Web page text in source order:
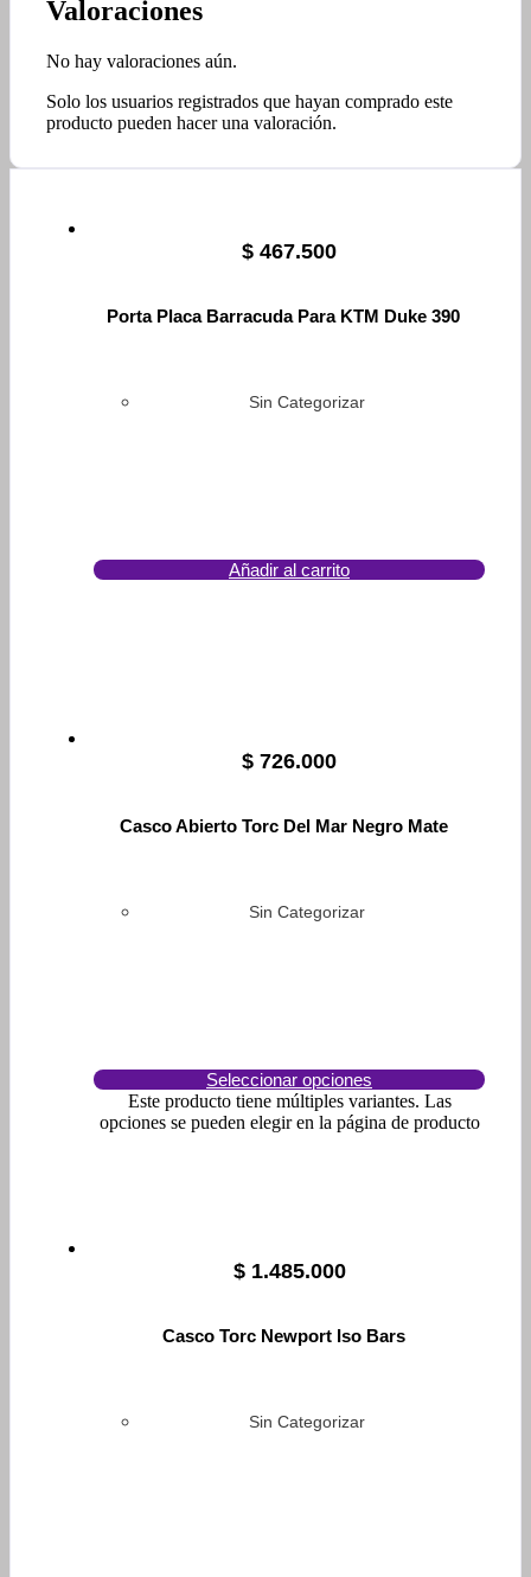
Valoraciones
No hay valoraciones aún.
Solo los usuarios registrados que hayan comprado este
producto pueden hacer una valoración.
$ 467.500
Porta Placa Barracuda Para KTM Duke 390
Sin Categorizar
Añadir al carrito
$ 726.000
Casco Abierto Torc Del Mar Negro Mate
Sin Categorizar
Seleccionar opciones
Este producto tiene múltiples variantes. Las
opciones se pueden elegir en la página de producto
$1.485.000
Casco Torc Newport Iso Bars
Sin Categorizar